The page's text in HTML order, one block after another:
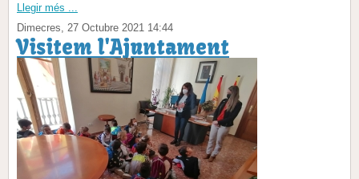
Llegir més ...
Dimecres, 27 Octubre 2021 14:44
Visitem l'Ajuntament